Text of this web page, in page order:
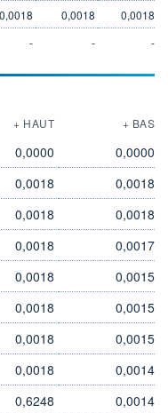
0,0018 0,0018
0,0018
- - -
+ HAUT + BAS
0,0000
0,0000
0,0018
0,0018
0,0018
0,0018
0,0018
0,0017
0,0018
0,0015
0,0018
0,0015
0,0018
0,0015
0,0018
0,0014
0,6248
0,0014